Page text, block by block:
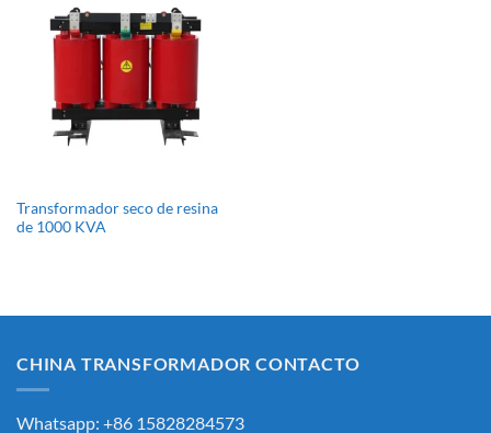
Transformador seco de resina
de 1000 KVA
CHINA TRANSFORMADOR CONTACTO
Whatsapp: +86 15828284573